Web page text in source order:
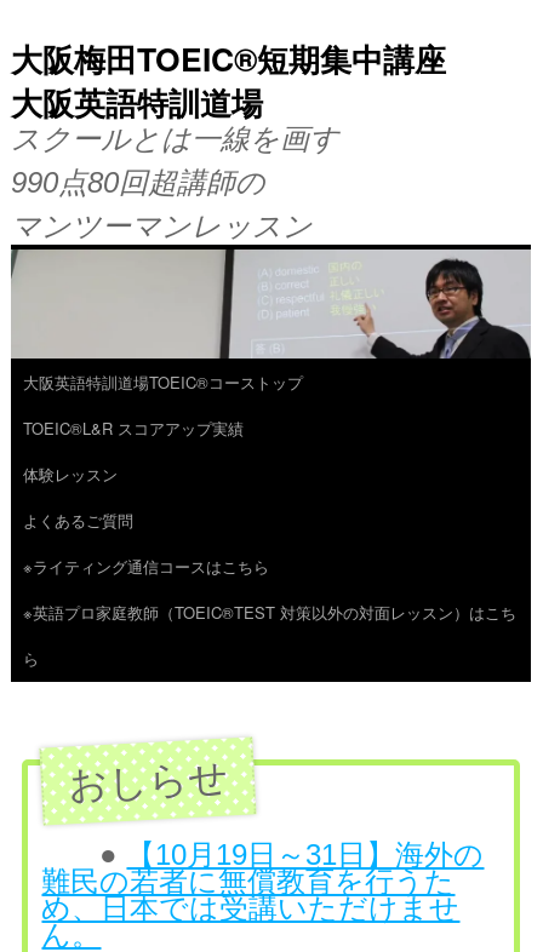
大阪梅田TOEIC®短期集中講座
大阪英語特訓道場
スクールとは一線を画す
990点80回超講師の
マンツーマンレッスン
コ
ン
テ
ン
ツ
へ
ス
大阪英語特訓道場TOEIC®コーストップ
TOEIC®L&R スコアアップ実績
体験レッスン
よくあるご質問
※ライティング通信コースはこちら
※英語プロ家庭教師（TOEIC®TEST 対策以外の対面レッスン）はこち
ら
●
【10月19日～31日】海外の
難民の若者に無償教育を行うた
め、日本では受講いただけませ
ん。